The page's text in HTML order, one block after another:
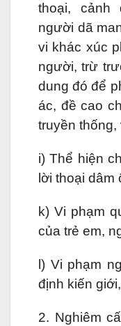
thoại, cảnh
người dã
vi khác xúc
người, trừ
dung đó để
ác, đề cao
truyền thống,
i) Thể hiện
lời thoại dâm
k) Vi phạm
của trẻ em,
l) Vi phạm
định kiến
2. Nghiêm